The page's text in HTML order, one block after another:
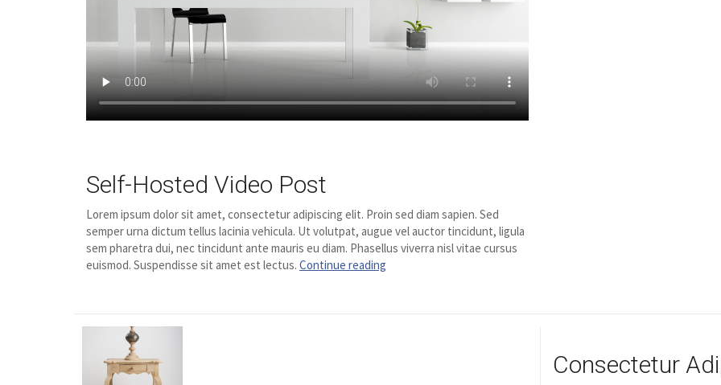
Self-Hosted Video Post
Lorem ipsum dolor sit amet, consectetur adipiscing elit. Proin sed diam sapien. Sed
semper urna dictum tellus lacinia vehicula. Ut volutpat, augue vel auctor tincidunt, ligula
sem pharetra dui, nec tincidunt ante mauris eu diam. Phasellus viverra nisl vitae cursus
euismod. Suspendisse sit amet est lectus. Continue reading
Consectetur